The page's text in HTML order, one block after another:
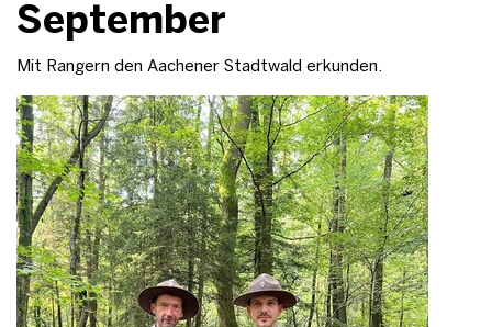
September
Mit Rangern den Aachener Stadtwald erkunden.